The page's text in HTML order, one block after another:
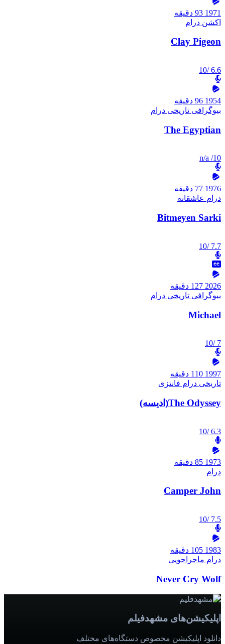
1971 93 دقیقه
اکشن درام
Clay Pigeon
6.6
/10
1954 96 دقیقه
بیوگرافی تاریخی درام
The Egyptian
n/a /10
1976 77 دقیقه
درام عاشقانه
Bitmeyen Sarki
7.7
/10
2026 127 دقیقه
بیوگرافی تاریخی درام
Michael
7
/10
1997 110 دقیقه
تاریخی درام فانتزی
The Odyssey(ادیسه)
6.3
/10
1973 85 دقیقه
درام
Camper John
7.5
/10
1983 105 دقیقه
درام ماجراجویی
Never Cry Wolf
اپلیکیشن‌های مشهدفیلم
دانلود اپلیکیشن مخصوص دستگاه‌های مختلف